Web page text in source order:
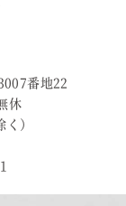
番地22
休
）